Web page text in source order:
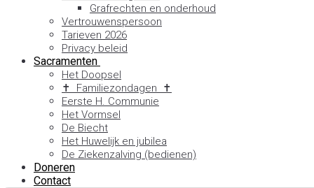
Grafrechten en onderhoud
Vertrouwenspersoon
Tarieven 2026
Privacy beleid
Sacramenten
Het Doopsel
✝ Familiezondagen ✝
Eerste H. Communie
Het Vormsel
De Biecht
Het Huwelijk en jubilea
De Ziekenzalving (bedienen)
Doneren
Contact